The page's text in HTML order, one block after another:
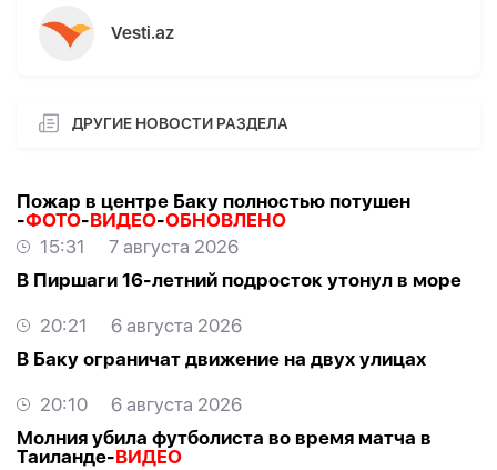
Vesti.az
ДРУГИЕ НОВОСТИ РАЗДЕЛА
Пожар в центре Баку полностью потушен
-ФОТО-ВИДЕО-ОБНОВЛЕНО
15:31
7 августа 2026
В Пиршаги 16-летний подросток утонул в море
20:21
6 августа 2026
В Баку ограничат движение на двух улицах
20:10
6 августа 2026
Молния убила футболиста во время матча в
Таиланде-ВИДЕО